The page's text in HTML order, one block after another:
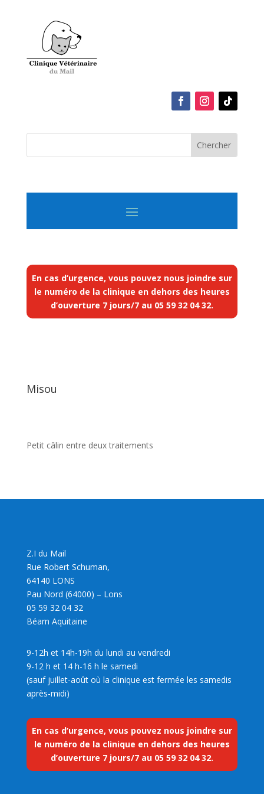
En cas d’urgence, vous pouvez nous joindre sur
le numéro de la clinique en dehors des heures
d’ouverture 7 jours/7 au 05 59 32 04 32.
Misou
Petit câlin entre deux traitements
Z.I du Mail
Rue Robert Schuman,
64140 LONS
Pau Nord (64000) – Lons
05 59 32 04 32
Béarn Aquitaine
9-12h et 14h-19h du lundi au vendredi
9-12 h et 14 h-16 h le samedi
(sauf juillet-août où la clinique est fermée les samedis
après-midi)
En cas d’urgence, vous pouvez nous joindre sur
le numéro de la clinique en dehors des heures
d’ouverture 7 jours/7 au 05 59 32 04 32.